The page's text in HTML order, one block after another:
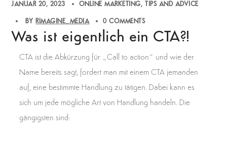
JANUAR 20, 2023 ONLINE MARKETING TIPS AND ADVICE
BY RIMAGINE_MEDIA 0 COMMENTS
Was ist eigentlich ein CTA?!
CTA ist die Abkürzung für „Call to action“ und wie der
Name bereits sagt, fordert man mit einem CTA jemanden
auf, eine bestimmte Handlung zu tätigen. Dabei kann es
sich um jede mögliche Art von Handlung handeln. Die
gängigsten sind: